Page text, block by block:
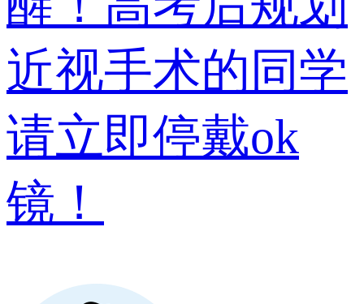
近视手术的同学
请立即停戴ok
镜！